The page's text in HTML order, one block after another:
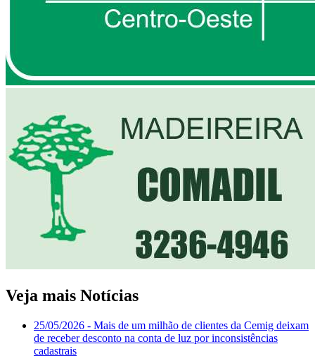
Veja mais Notícias
25/05/2026 - Mais de um milhão de clientes da Cemig deixam
de receber desconto na conta de luz por inconsistências
cadastrais